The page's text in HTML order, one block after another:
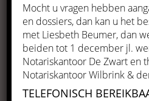
Mocht u vragen hebben
en dossiers, dan kan u het
met Liesbeth Beumer, dan
beiden tot 1 december jl.
Notariskantoor De Zwart en
Notariskantoor Wilbrink &
TELEFONISCH